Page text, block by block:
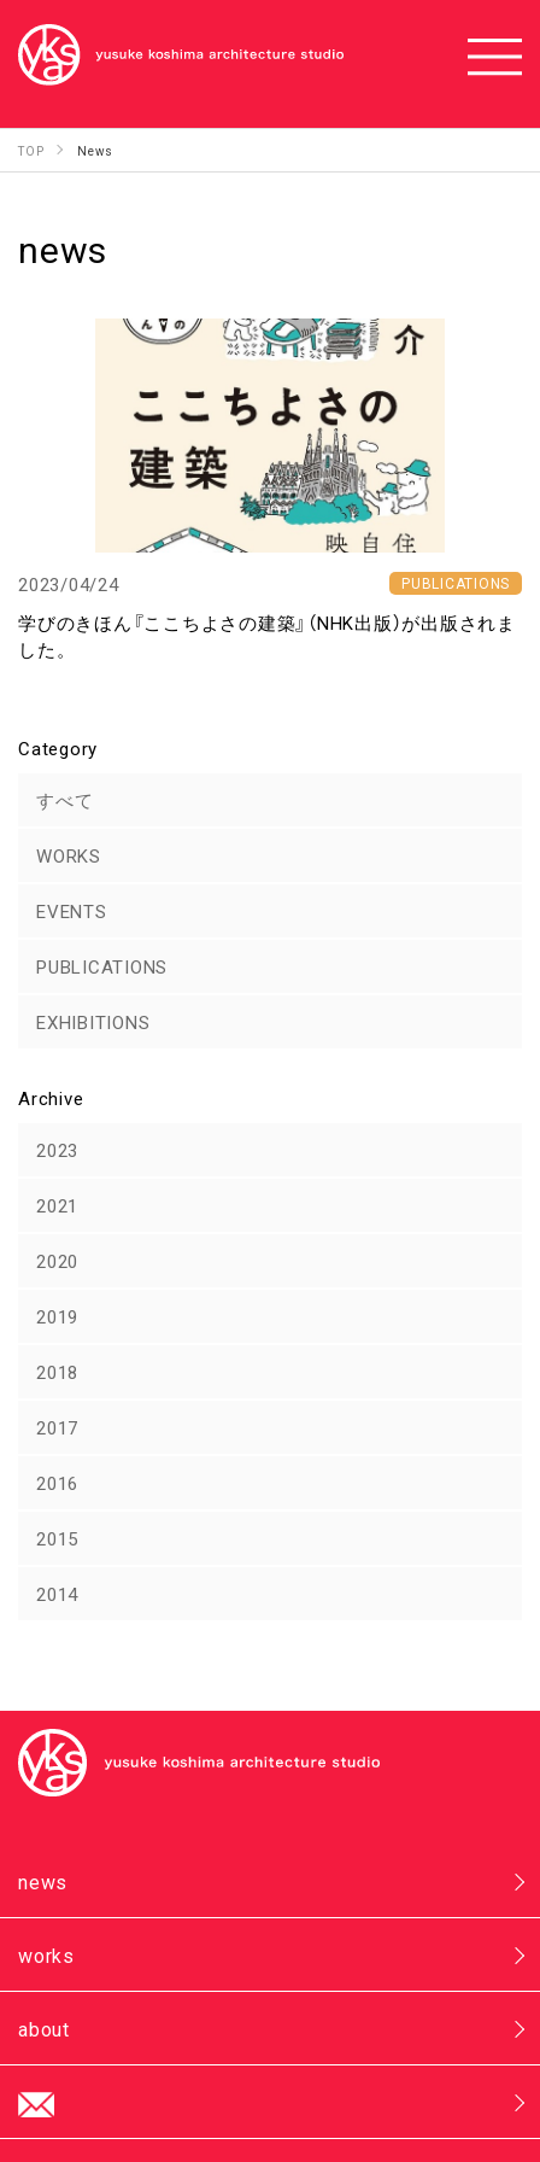
TOP News
news
2023/04/24 PUBLICATIONS
学びのきほん『ここちよさの建築』（NHK出版）が出版されま
した。
Category
すべて
WORKS
EVENTS
PUBLICATIONS
EXHIBITIONS
Archive
2023
2021
2020
2019
2018
2017
2016
2015
2014
news
works
about